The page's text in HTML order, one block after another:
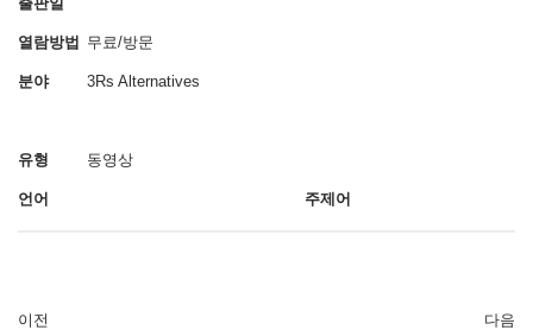
열람방법 무료/방문
분야 3Rs Alternatives
유형 동영상
언어 주제어
이전 다음